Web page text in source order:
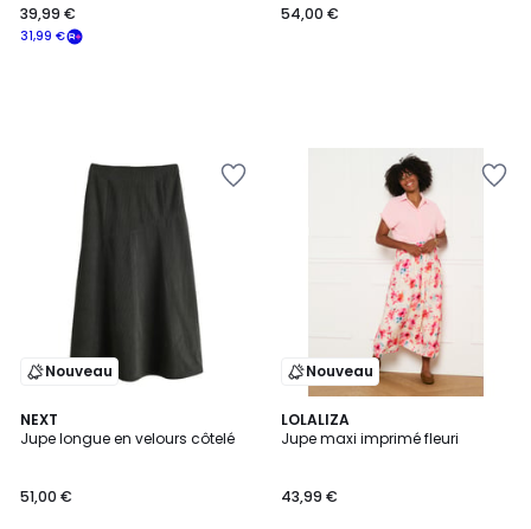
31,99 €
39,99 € 54,00 €
Nouveau
NEXT
Jupe longue en velours côtelé
51,00 €
2
Couleurs
Nouveau
LOLALIZA
Jupe maxi imprimé fleuri
43,99 €